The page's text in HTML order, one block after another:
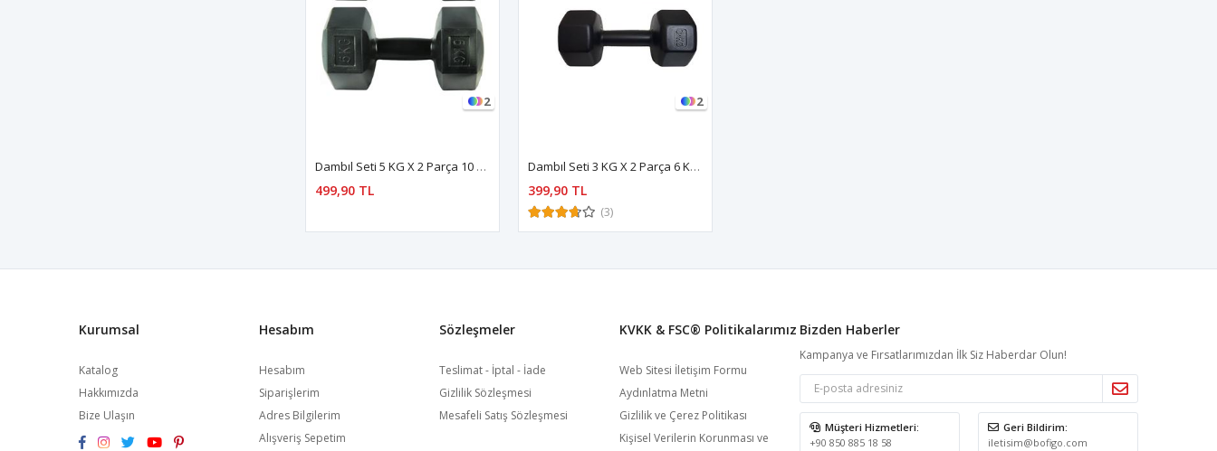
2
Dambıl Seti 5 KG X 2 Parça 10 KG Dambıl Seti 10 KG Dambıl Seti
499,90 TL
2
Dambıl Seti 3 KG X 2 Parça 6 KG Dambıl Seti 6 KG Dambıl Seti
399,90 TL
(3)
Kurumsal
Katalog
Hakkımızda
Bize Ulaşın
Hesabım
Hesabım
Siparişlerim
Adres Bilgilerim
Alışveriş Sepetim
Sözleşmeler
Teslimat - İptal - İade
Gizlilik Sözleşmesi
Mesafeli Satış Sözleşmesi
KVKK & FSC®️ Politikalarımız
Web Sitesi İletişim Formu
Aydınlatma Metni
Gizlilik ve Çerez Politikası
Kişisel Verilerin Korunması ve
Bizden Haberler
Kampanya ve Fırsatlarımızdan İlk Siz Haberdar Olun!
Müşteri Hizmetleri:
+90 850 885 18 58
Geri Bildirim:
iletisim@bofigo.com